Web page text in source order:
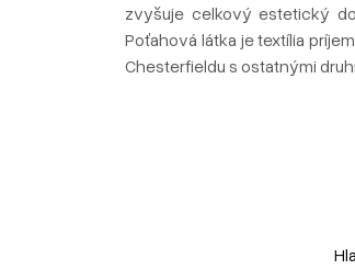
zvyšuje celkový estetický
Poťahová látka je textília
Chesterfieldu s ostatnými